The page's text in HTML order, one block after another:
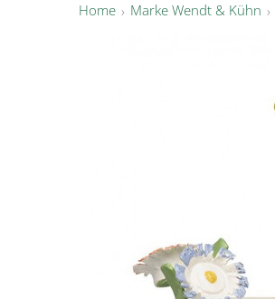
Home Marke Wendt & Kühn